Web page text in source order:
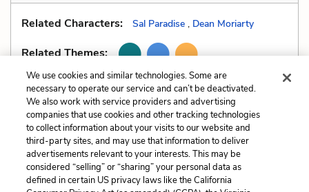
Related Characters: Sal Paradise , Dean Moriarty
Related Themes:
Previous
Metaphors
Next
Personification
Cite This Page
We use cookies and similar technologies. Some are
necessary to operate our service and can’t be deactivated.
We also work with service providers and advertising
companies that use cookies and other tracking technologies
to collect information about your visits to our website and
third-party sites, and may use that information to deliver
advertisements relevant to your interests. This may be
considered “selling” or “sharing” your personal data as
defined in certain US privacy laws like the California